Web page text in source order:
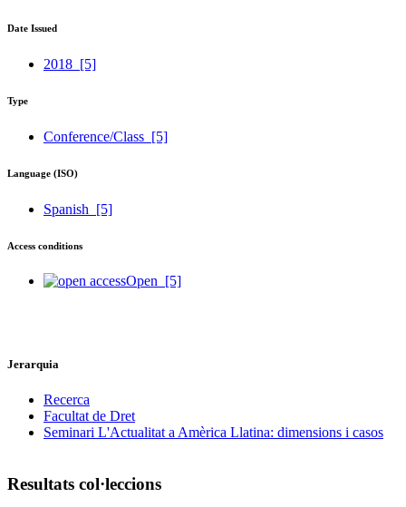
Date Issued
2018 [5]
Type
Conference/Class [5]
Language (ISO)
Spanish [5]
Access conditions
Open [5]
Jerarquia
Recerca
Facultat de Dret
Seminari L'Actualitat a Amèrica Llatina: dimensions i casos
Resultats col·leccions